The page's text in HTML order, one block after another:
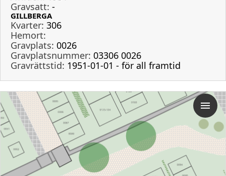
Gravsatt: -
GILLBERGA
Kvarter: 306
Hemort:
Gravplats: 0026
Gravplatsnummer: 03306 0026
Gravrättstid: 1951-01-01 - för all framtid